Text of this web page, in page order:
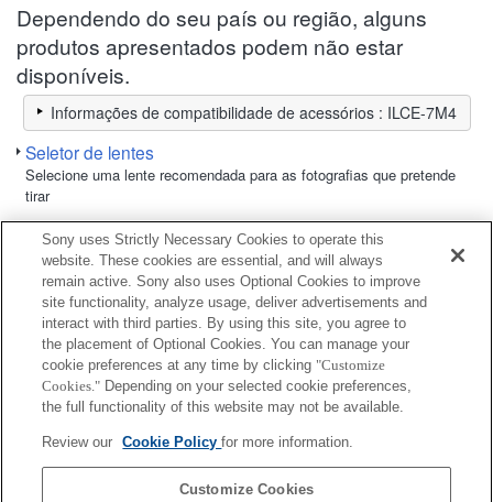
Dependendo do seu país ou região, alguns
produtos apresentados podem não estar
disponíveis.
Informações de compatibilidade de acessórios : ILCE-7M4
Seletor de lentes
Selecione uma lente recomendada para as fotografias que pretende
tirar
Monitor LCD
Totalmente compatível
Compatível mas com restrições
CLM-FHD5
CLM-V55
Sony uses Strictly Necessary Cookies to operate this
website. These cookies are essential, and will always
remain active. Sony also uses Optional Cookies to improve
site functionality, analyze usage, deliver advertisements and
interact with third parties. By using this site, you agree to
the placement of Optional Cookies. You can manage your
cookie preferences at any time by clicking "Customize
Cookies." Depending on your selected cookie preferences,
the full functionality of this website may not be available.
Review our Cookie Policyfor more information.
Customize Cookies